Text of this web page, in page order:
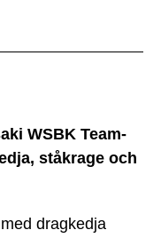
WSBK Team-
ståkrage och
dragkedja